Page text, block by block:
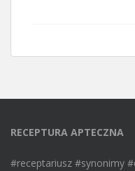
RECEPTURA APTECZNA
#receptariusz #synonimy